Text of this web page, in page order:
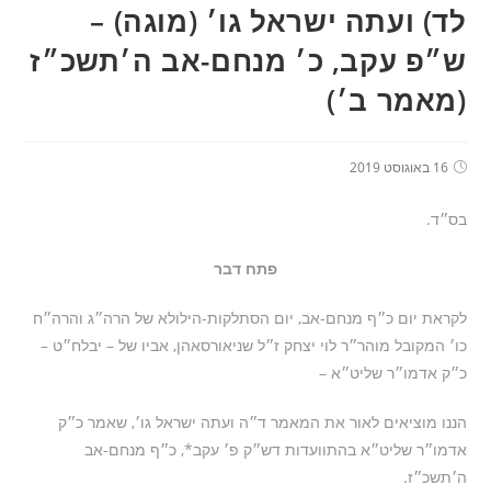
לד) ועתה ישראל גו׳ (מוגה) –
ש״פ עקב, כ׳ מנחם-אב ה׳תשכ״ז
(מאמר ב׳)
16 באוגוסט 2019
בס״ד.
פתח דבר
לקראת יום כ״ף מנחם-אב, יום הסתלקות-הילולא של הרה״ג והרה״ח
כו׳ המקובל מוהר״ר לוי יצחק ז״ל שניאורסאהן, אביו של – יבלח״ט –
כ״ק אדמו״ר שליט״א –
הננו מוציאים לאור את המאמר ד״ה ועתה ישראל גו׳, שאמר כ״ק
אדמו״ר שליט״א בהתוועדות דש״ק פ׳ עקב*, כ״ף מנחם-אב
ה׳תשכ״ז.